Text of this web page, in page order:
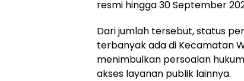
resmi hingga 30 September
Dari jumlah tersebut, status
terbanyak ada di Kecamatan
menimbulkan persoalan
akses layanan publik lainnya.